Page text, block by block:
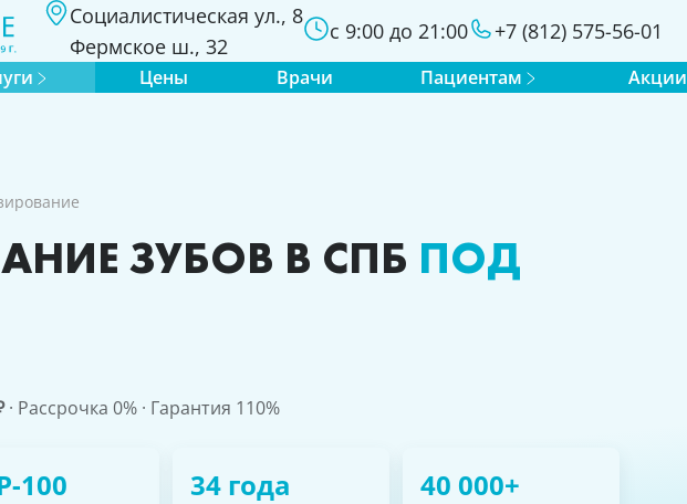
ЗУБОВ В СПБ ПОД
· Рассрочка 0% · Гарантия 110%
100 34 года 40 000+
Цены Врачи Пациентам Акции
Социалистическая ул., 8
Фермское ш., 32
с 9:00 до 21:00 +7 (812) 575-56-01